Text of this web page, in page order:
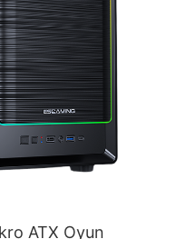
ATX Oyun